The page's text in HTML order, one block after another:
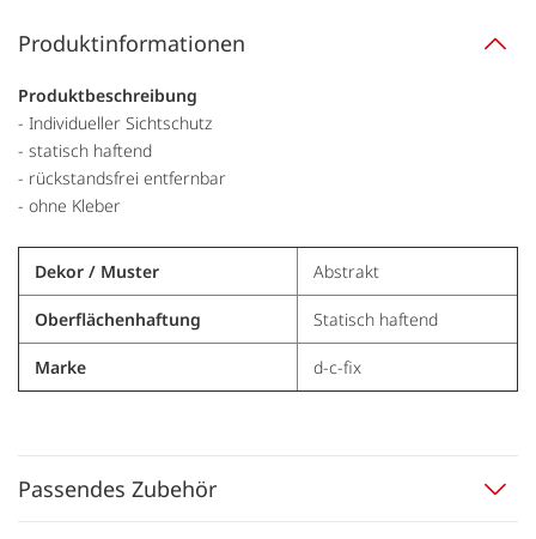
Produktinformationen
Produktbeschreibung
- Individueller Sichtschutz
- statisch haftend
- rückstandsfrei entfernbar
- ohne Kleber
Dekor / Muster Abstrakt
Oberflächenhaftung Statisch haftend
Marke d-c-fix
Passendes Zubehör